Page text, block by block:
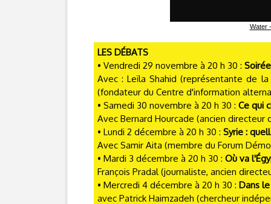
Water
LES DÉBATS
• Vendredi 29 novembre à 20 h 30 :
Avec : Leïla Shahid (représentante de
(fondateur du Centre d'information
• Samedi 30 novembre à 20 h 30 : Ce qui
Avec Bernard Hourcade (ancien directeur
• Lundi 2 décembre à 20 h 30 : Syrie :
Avec Samir Aita (membre du Forum
• Mardi 3 décembre à 20 h 30 : Où va
François Pradal (journaliste, ancien
• Mercredi 4 décembre à 20 h 30 : Dans
avec Patrick Haimzadeh (chercheur